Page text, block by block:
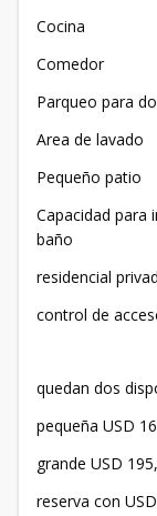
Cocina
Comedor
Parqueo para
Area de lavado
Pequeño patio
Capacidad para
baño
residencial
control de
quedan dos
pequeña USD
grande USD
reserva con